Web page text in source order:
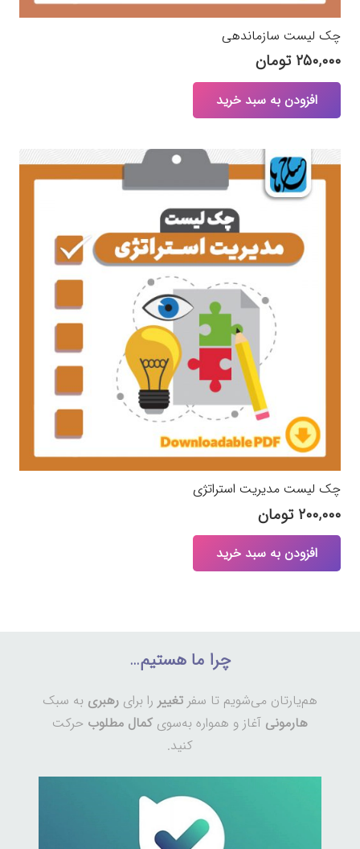
چک لیست سازماندهی
۲۵۰,۰۰۰ تومان
افزودن به سبد خرید
چک لیست مدیریت استراتژی
۲۰۰,۰۰۰ تومان
افزودن به سبد خرید
چرا ما هستیم…
هم‌یارتان می‌شویم تا سفر تغییر را برای رهبری به سبک
هارمونی آغاز و همواره به‌سوی کمال مطلوب حرکت
کنید.